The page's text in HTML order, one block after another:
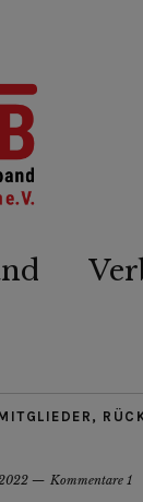
,
Kommentare 1